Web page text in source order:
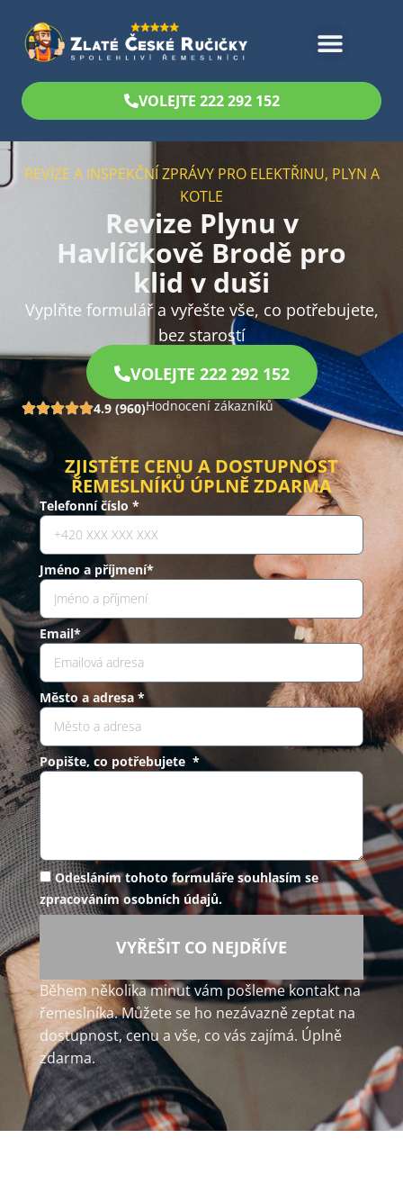
VOLEJTE 222 292 152
REVIZE A INSPEKČNÍ ZPRÁVY PRO ELEKTŘINU, PLYN A
KOTLE
Revize Plynu v
Havlíčkově Brodě pro
klid v duši
Vyplňte formulář a vyřešte vše, co potřebujete,
bez starostí
VOLEJTE 222 292 152
4.9 (960)Hodnocení zákazníků
ZJISTĚTE CENU A DOSTUPNOST
ŘEMESLNÍKŮ ÚPLNĚ ZDARMA
Telefonní číslo *
Jméno a příjmení*
Email*
Město a adresa *
Popište, co potřebujete *
Odesláním tohoto formuláře souhlasím se
zpracováním osobních údajů.
VYŘEŠIT CO NEJDŘÍVE
Během několika minut vám pošleme kontakt na
řemeslníka. Můžete se ho nezávazně zeptat na
dostupnost, cenu a vše, co vás zajímá. Úplně
zdarma.